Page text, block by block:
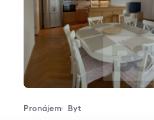
Typ nabídky
Pronájem
Typ nemovitosti
Byt